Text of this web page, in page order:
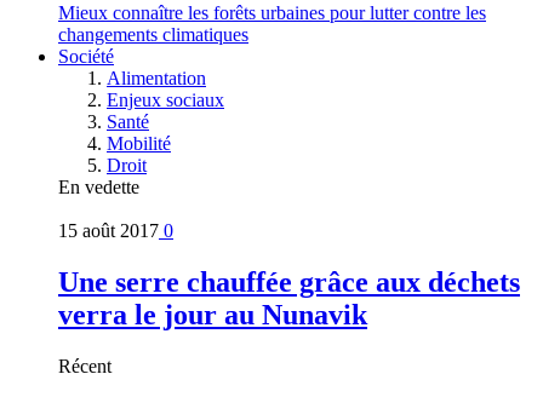
Mieux connaître les forêts urbaines pour lutter contre les
changements climatiques
Société
Alimentation
Enjeux sociaux
Santé
Mobilité
Droit
En vedette
15 août 2017 0
Une serre chauffée grâce aux déchets
verra le jour au Nunavik
Récent